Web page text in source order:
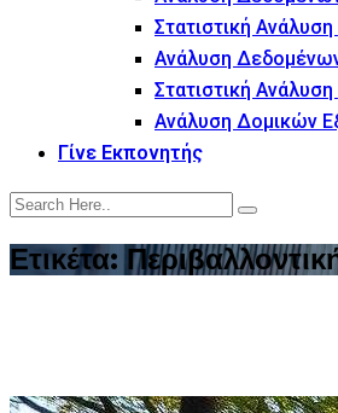
Στατιστική
Ανάλυση
Στατιστική
Ανάλυση Δομικών
Γίνε Εκπονητής
Ετικέτα: